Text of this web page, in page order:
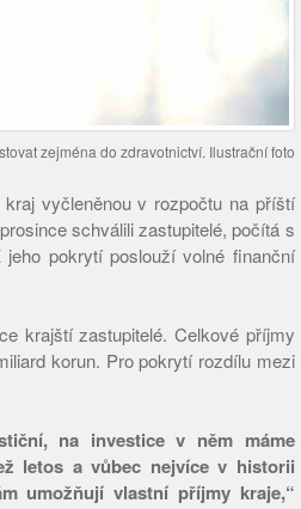
zejména do zdravotnictví. Ilustrační foto
vyčleněnou v rozpočtu na příští
schválili zastupitelé, počítá s
pokrytí poslouží volné finanční
krajští zastupitelé. Celkové příjmy
korun. Pro pokrytí rozdílu mezi
na investice v něm máme
letos a vůbec nejvíce v historii
umožňují vlastní příjmy kraje,“